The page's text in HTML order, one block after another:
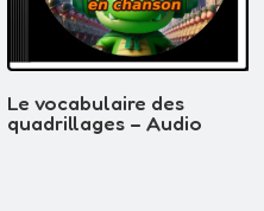
Le vocabulaire des
quadrillages – Audio